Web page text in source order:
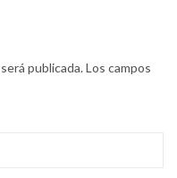
publicada.Los campos